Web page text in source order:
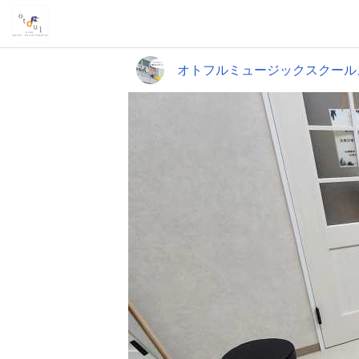
オトフルミュージックスクー